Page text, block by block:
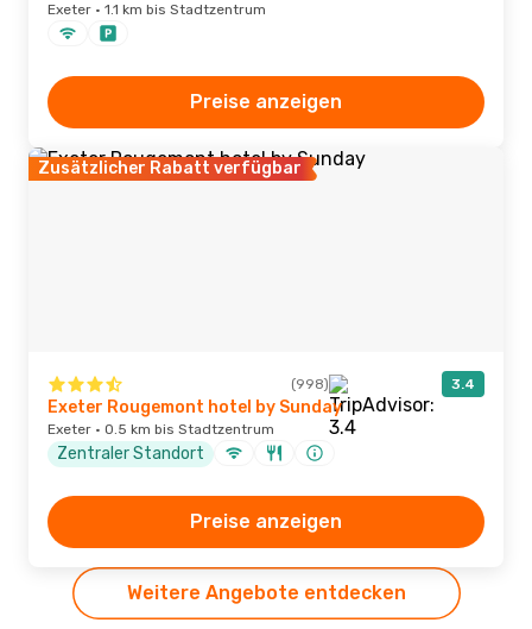
Exeter · 1.1 km bis Stadtzentrum
Preise anzeigen
Zusätzlicher Rabatt verfügbar
(998) 3.4
Exeter Rougemont hotel by Sunday
Exeter · 0.5 km bis Stadtzentrum
Zentraler Standort
Preise anzeigen
Weitere Angebote entdecken